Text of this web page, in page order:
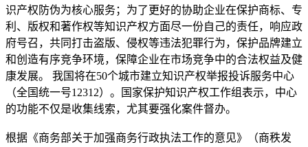
识产权防伪为核心服务；为了更好的协助企业在保护商标、专
利、版权和著作权等知识产权方面尽一份自己的责任，响应政
府号召，共同打击盗版、侵权等违法犯罪行为，保护品牌建立
和创造有序竞争环境，保障企业在市场竞争中的合法权益及健
康发展。 我国将在50个城市建立知识产权举报投诉服务中心
（全国统一号12312）。国家保护知识产权工作组表示，中心
的功能不仅是收集线索，尤其要强化案件督办。
根据《商务部关于加强商务行政执法工作的意见》（商秩发